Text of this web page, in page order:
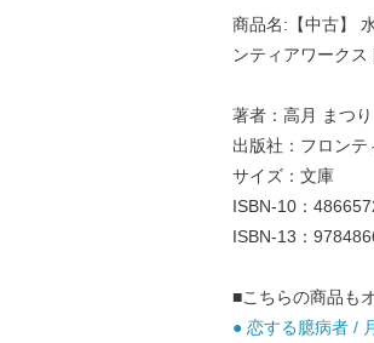
商品名:【中古】
ンティアワークス
著者：高月 まつり
出版社：フロンテ
サイズ：文庫
ISBN-10：
ISBN-13：
■こちらの商品も
● 恋する臆病者 /